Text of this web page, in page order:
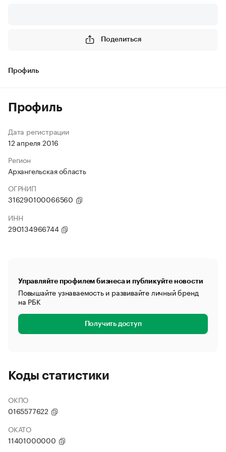
Поделиться
Профиль
Профиль
Дата регистрации
12 апреля 2016
Регион
Архангельская область
ОГРНИП
316290100066560
ИНН
290134966744
Управляйте профилем бизнеса и публикуйте новости
Повышайте узнаваемость и развивайте личный бренд
на РБК
Получить доступ
Коды статистики
ОКПО
0165577622
ОКАТО
11401000000